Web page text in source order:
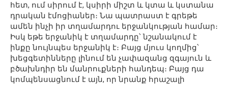
հետ, ում սիրում է, կսիրի միշտ և կտա և կստանա
դրական էմոցիաներ։ Նա պատրաստ է գրեթե
ամեն ինչի իր տղամարդու երջանկության համար։
Իսկ եթե երջանիկ է տղամարդը՝ նշանակում է
ինքը նույնպես երջանիկ է։ Բայց մյուս կողմից՝
խեցգետինները լինում են չափազանց զգայուն և
բծախնդիր են մանրուքների հանդեպ։ Բայց դա
կոմպենսացնում է այն, որ նրանք հրաշալի